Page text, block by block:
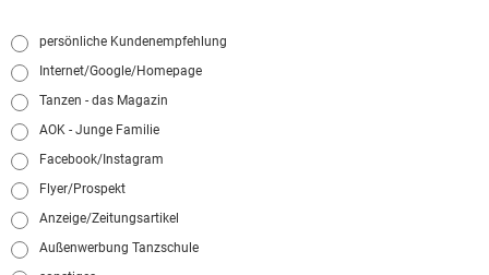
persönliche Kundenempfehlung
Internet/Google/Homepage
Tanzen - das Magazin
AOK - Junge Familie
Facebook/Instagram
Flyer/Prospekt
Anzeige/Zeitungsartikel
Außenwerbung Tanzschule